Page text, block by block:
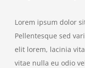
Lorem ipsum dolor
Pellentesque sed
elit lorem, lacinia
vitae nulla eu odio